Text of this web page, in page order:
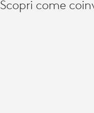
Scopri come